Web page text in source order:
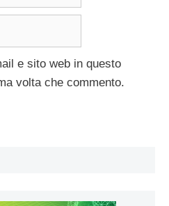
e sito web in questo
volta che commento.